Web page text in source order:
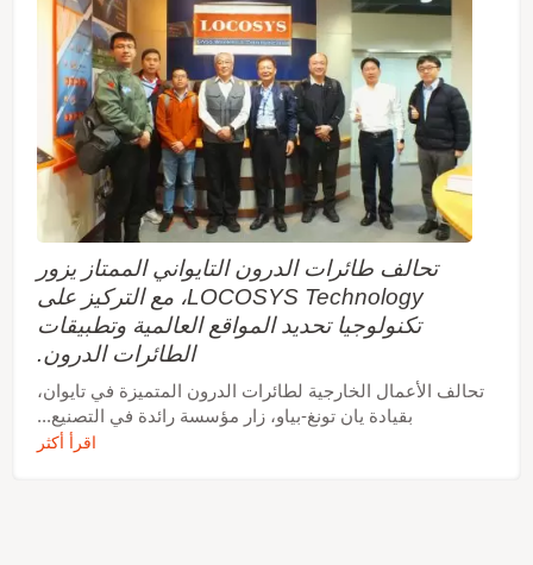
تحالف طائرات الدرون التايواني الممتاز يزور
LOCOSYS Technology، مع التركيز على
تكنولوجيا تحديد المواقع العالمية وتطبيقات
الطائرات الدرون.
تحالف الأعمال الخارجية لطائرات الدرون المتميزة في تايوان،
بقيادة يان تونغ-بياو، زار مؤسسة رائدة في التصنيع...
اقرأ أكثر